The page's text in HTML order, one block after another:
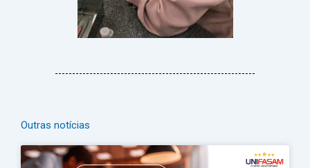
Outras notícias